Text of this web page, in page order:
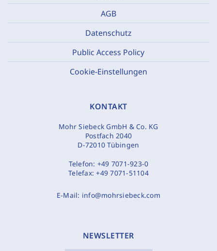
AGB
Datenschutz
Public Access Policy
Cookie-Einstellungen
KONTAKT
Mohr Siebeck GmbH & Co. KG
Postfach 2040
D-72010 Tübingen
Telefon: +49 7071-923-0
Telefax:+49 7071-51104
E-Mail: info@mohrsiebeck.com
NEWSLETTER